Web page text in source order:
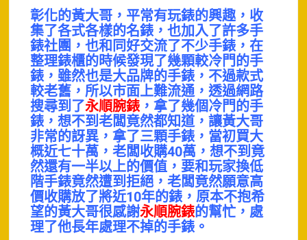
彰化的黃大哥，平常有玩錶的興趣，收
集了各式各樣的名錶，也加入了許多手
錶社團，也和同好交流了不少手錶，在
整理錶櫃的時候發現了幾顆較冷門的手
錶，雖然也是大品牌的手錶，不過款式
較老舊，所以市面上難流通，透過網路
搜尋到了永順腕錶，拿了幾個冷門的手
錶，想不到老闆竟然都知道，讓黃大哥
非常的訝異，拿了三顆手錶，當初買大
概近七十萬，老闆收購40萬，想不到竟
然還有一半以上的價值，要和玩家換低
階手錶竟然遭到拒絕，老闆竟然願意高
價收購放了將近10年的錶，原本不抱希
望的黃大哥很感謝永順腕錶的幫忙，處
理了他長年處理不掉的手錶。